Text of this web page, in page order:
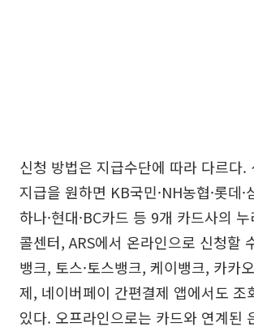
신청 방법은 지급수단에 따라 다르다.
지급을 원하면 KB국민·NH농협·롯데·
하나·현대·BC카드 등 9개 카드사의
콜센터, ARS에서 온라인으로 신청할
뱅크, 토스·토스뱅크, 케이뱅크, 카카
제, 네이버페이 간편결제 앱에서도 조
있다. 오프라인으로는 카드와 연계된